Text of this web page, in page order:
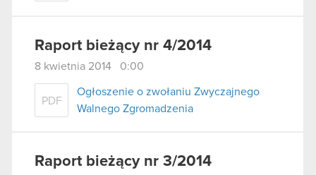
Raport bieżący nr 4/2014
8 kwietnia 2014 0:00
PDF
Ogłoszenie o zwołaniu Zwyczajnego
Walnego Zgromadzenia
Raport bieżący nr 3/2014